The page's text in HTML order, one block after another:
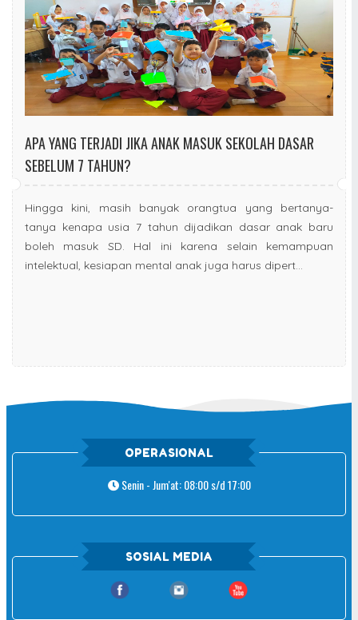
APA YANG TERJADI JIKA ANAK MASUK SEKOLAH DASAR
SEBELUM 7 TAHUN?
Hingga kini, masih banyak orangtua yang bertanya-
tanya kenapa usia 7 tahun dijadikan dasar anak baru
boleh masuk SD. Hal ini karena selain kemampuan
intelektual, kesiapan mental anak juga harus dipert...
OPERASIONAL
Senin - Jum'at: 08:00 s/d 17:00
SOSIAL MEDIA